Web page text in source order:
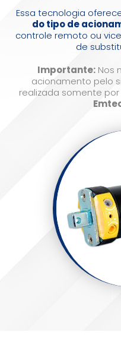
Essa tecnologia
do tipo de
controle remoto ou
de
Importante: Nos
acionamento pelo
realizada somente por